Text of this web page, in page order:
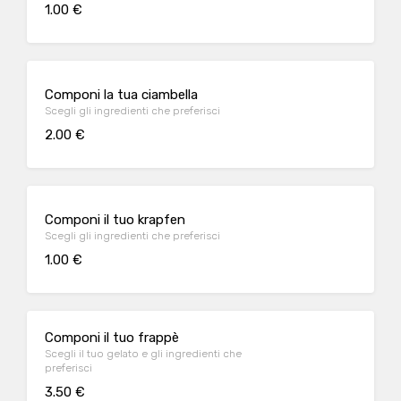
1.00 €
Componi la tua ciambella
Scegli gli ingredienti che preferisci
2.00 €
Componi il tuo krapfen
Scegli gli ingredienti che preferisci
1.00 €
Componi il tuo frappè
Scegli il tuo gelato e gli ingredienti che
preferisci
3.50 €